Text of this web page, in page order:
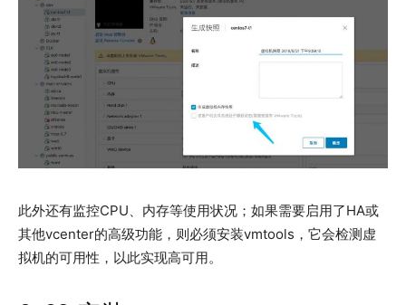
此外还有监控CPU、内存等使用状况；如果需要启用了HA或
其他vcenter的高级功能，则必须安装vmtools，它会检测虚
拟机的可用性，以此实现高可用。